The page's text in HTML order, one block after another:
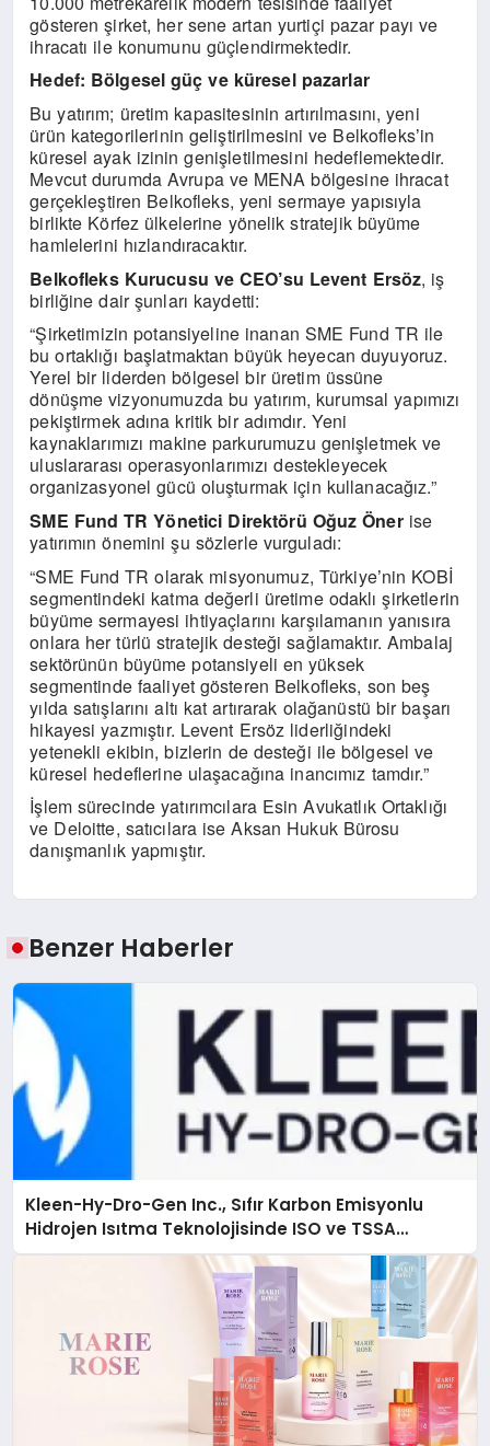
gösterenşirket, her sene artan yurtiçi pazar payı ve
ihracatı ile konumunu güçlendirmektedir.
Hedef: Bölgesel güçve küresel pazarlar
Bu yatırım; üretim kapasitesinin artırılmasını, yeni
ürün kategorilerinin geliştirilmesini ve Belkofleks’in
küresel ayak izinin genişletilmesini hedeflemektedir.
Mevcut durumda Avrupa ve MENA bölgesine ihracat
gerçekleştiren Belkofleks, yeni sermaye yapısıyla
birlikte Körfez ülkelerine yönelik stratejik büyüme
hamlelerini hızlandıracaktır.
Belkofleks Kurucusu ve CEO’su Levent Ersöz, iş
birliğine dair şunları kaydetti:
“Şirketimizin potansiyeline inanan SME Fund TR ile
bu ortaklığı başlatmaktan büyük heyecan duyuyoruz.
Yerel bir liderden bölgesel bir üretim üssüne
dönüşme vizyonumuzda bu yatırım, kurumsal yapımızı
pekiştirmek adına kritik bir adımdır. Yeni
kaynaklarımızı makine parkurumuzu genişletmek ve
uluslararası operasyonlarımızı destekleyecek
organizasyonel gücü oluşturmak için kullanacağız.”
SME Fund TR Yönetici Direktörü Oğuz Önerise
yatırımınönemini şu sözlerle vurguladı:
“SME Fund TR olarak misyonumuz, Türkiye’nin KOBİ
segmentindeki katma değerli üretime odaklı şirketlerin
büyüme sermayesi ihtiyaçlarını karşılamanın yanısıra
onlara her türlü stratejik desteği sağlamaktır. Ambalaj
sektörünün büyüme potansiyeli en yüksek
segmentinde faaliyet gösteren Belkofleks, son beş
yılda satışlarını altı kat artırarak olağanüstü bir başarı
hikayesi yazmıştır. Levent Ersöz liderliğindeki
yetenekli ekibin, bizlerin de desteği ile bölgesel ve
küresel hedeflerine ulaşacağına inancımız tamdır.”
İşlem sürecinde yatırımcılara Esin Avukatlık Ortaklığı
ve Deloitte, satıcılara ise Aksan Hukuk Bürosu
danışmanlık yapmıştır.
Benzer Haberler
Kleen-Hy-Dro-Gen Inc., Sıfır Karbon Emisyonlu
Hidrojen Isıtma Teknolojisinde ISO ve TSSA
Düzenleyici Onaylarını Aldı